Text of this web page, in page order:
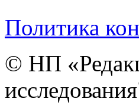
Политика
© НП